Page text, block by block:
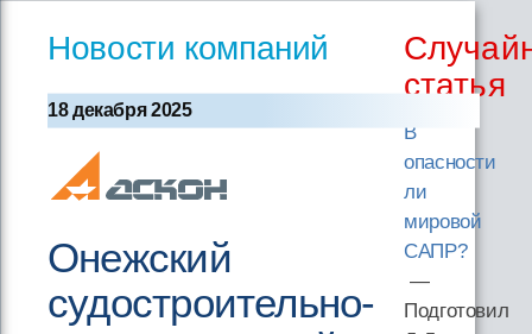
Новости компаний
18 декабря 2025
Онежский
судостроительно-
статья
В
опасности
ли
мировой
САПР?
—
Подготовил